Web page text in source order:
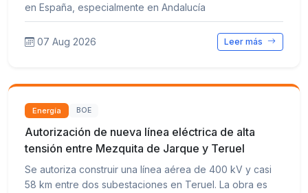
en España, especialmente en Andalucía
07 Aug 2026 Leer más
Energía BOE
Autorización de nueva línea eléctrica de alta
tensión entre Mezquita de Jarque y Teruel
Se autoriza construir una línea aérea de 400 kV y casi
58 km entre dos subestaciones en Teruel. La obra es